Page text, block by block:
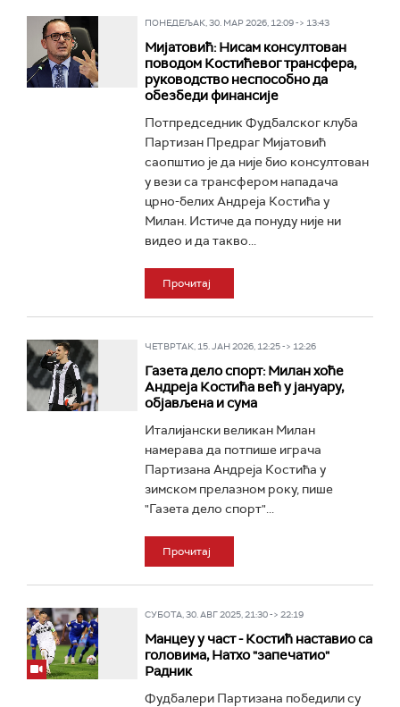
ПОНЕДЕЉАК, 30. МАР 2026, 12:09 -> 13:43
Мијатовић: Нисам консултован
поводом Костићевог трансфера,
руководство неспособно да
обезбеди финансије
Потпредседник Фудбалског клуба
Партизан Предраг Мијатовић
саопштио је да није био консултован
у вези са трансфером нападача
црно-белих Андреја Костића у
Милан. Истиче да понуду није ни
видео и да такво...
Прочитај
ЧЕТВРТАК, 15. ЈАН 2026, 12:25 -> 12:26
Газета дело спорт: Милан хоће
Андреја Костића већ у јануару,
објављена и сума
Италијански великан Милан
намерава да потпише играча
Партизана Андреја Костића у
зимском прелазном року, пише
"Газета дело спорт"...
Прочитај
СУБОТА, 30. АВГ 2025, 21:30 -> 22:19
Манцеу у част - Костић наставио са
головима, Натхо "запечатио"
Радник
Фудбалери Партизана победили су